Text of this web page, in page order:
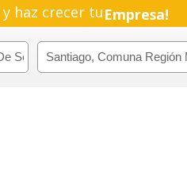
haz crecer tuEmpresa!
Negocio!
Pyme!